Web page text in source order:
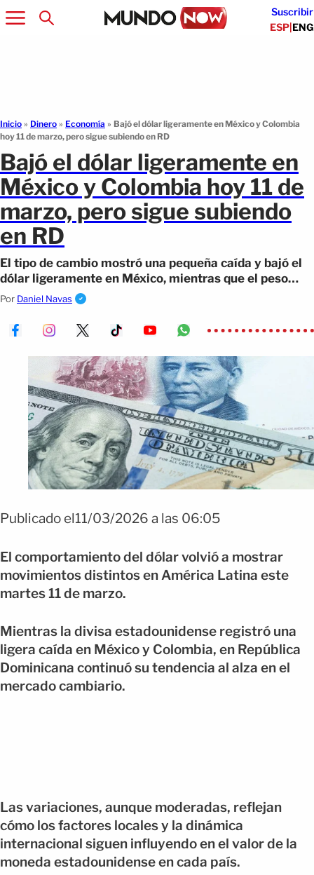
Suscribir
ESP|ENG
Inicio » Dinero » Economía » Bajó el dólar ligeramente en México y Colombia
hoy 11 de marzo, pero sigue subiendo en RD
Bajó el dólar ligeramente en
México y Colombia hoy 11 de
marzo, pero sigue subiendo
en RD
El tipo de cambio mostró una pequeña caída y bajó el
dólar ligeramente en México, mientras que el peso
Colombiano registró movimientos.
Por Daniel Navas
Publicado el11/03/2026 a las 06:05
El comportamiento del dólar volvió a mostrar
movimientos distintos en América Latina este
martes 11 de marzo.
Mientras la divisa estadounidense registró una
ligera caída en México y Colombia, en República
Dominicana continuó su tendencia al alza en el
mercado cambiario.
Las variaciones, aunque moderadas, reflejan
cómo los factores locales y la dinámica
internacional siguen influyendo en el valor de la
moneda estadounidense en cada país.